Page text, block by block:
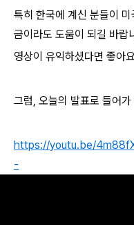
특히 한국에 계신 분들이
금이라도 도움이 되길 바랍
영상이 유익하셨다면 좋아
그럼, 오늘의 발표로 들어
https://youtu.be/
-